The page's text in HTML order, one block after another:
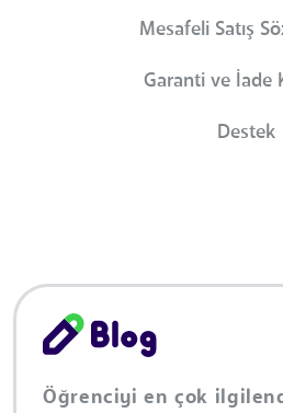
Mesafeli Satış
Garanti ve İade
Destek
Öğrenciyi en çok